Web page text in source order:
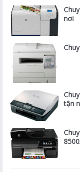
nơi
tận